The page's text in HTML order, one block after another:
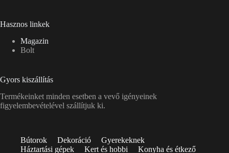
Hasznos linkek
Magazin
Bolt
Gyors kiszállítás
Termékeinket minden esetben a vevő igényeinek
figyelembevételével szállítjuk ki.
Bútorok Dekoráció
Gyerekeknek
Háztartási gépek
Kert és hobbi Konyha és étkező